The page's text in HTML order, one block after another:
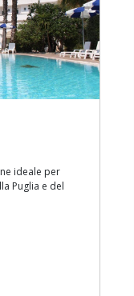
ideale per
Puglia e del